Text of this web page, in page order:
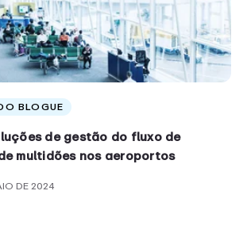
BLOGUE
de gestão do fluxo de
multidões nos aeroportos
DE 2024